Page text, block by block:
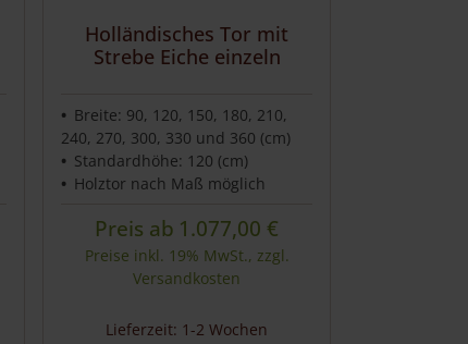
Holländisches Tor mit
Strebe Eiche einzeln
Breite: 90, 120, 150, 180, 210,
240, 270, 300, 330 und 360 (cm)
Standardhöhe: 120 (cm)
Holztor nach Maß möglich
Preis ab 1.077,00 €
Preise inkl. 19% MwSt., zzgl.
Versandkosten
Lieferzeit: 1-2 Wochen